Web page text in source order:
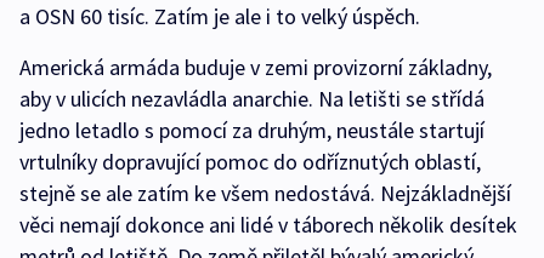
a OSN 60 tisíc. Zatím je ale i to velký úspěch.
Americká armáda buduje v zemi provizorní základny,
aby v ulicích nezavládla anarchie. Na letišti se střídá
jedno letadlo s pomocí za druhým, neustále startují
vrtulníky dopravující pomoc do odříznutých oblastí,
stejně se ale zatím ke všem nedostává. Nejzákladnější
věci nemají dokonce ani lidé v táborech několik desítek